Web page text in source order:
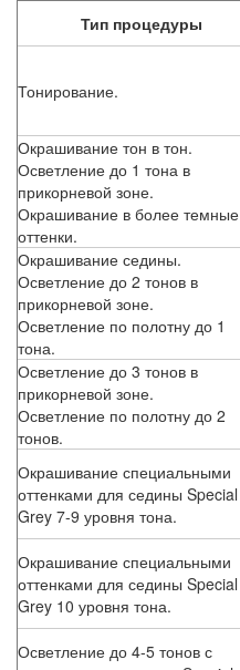
Тип процедуры
Тонирование.
Окрашивание тон в тон.
Осветление до 1 тона в
прикорневой зоне.
Окрашивание в более темные
оттенки.
Окрашивание седины.
Осветление до 2 тонов в
прикорневой зоне.
Осветление по полотну до 1
тона.
Осветление до 3 тонов в
прикорневой зоне.
Осветление по полотну до 2
тонов.
Окрашивание специальными
оттенками для седины Special
Grey 7-9 уровня тона.
Окрашивание специальными
оттенками для седины Special
Grey 10 уровня тона.
Осветление до 4-5 тонов с